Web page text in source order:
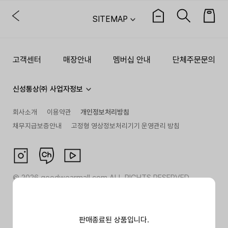
판매종료된 상품입니다.
SITEMAP
고객센터 매장안내 멤버십 안내 단체주문문의
신성통상㈜ 사업자정보
회사소개 이용약관
개인정보처리방침
채무지급보증안내
고정형 영상정보처리기기 운영관리 방침
©2026goodwearmall.com ALL RIGHTS RESERVED